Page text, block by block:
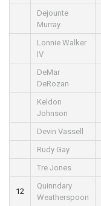
Dejounte
Murray
Lonnie Walker
IV
DeMar
DeRozan
Keldon
Johnson
Devin Vassell
Rudy Gay
Tre Jones
12
Quinndary
Weatherspoon